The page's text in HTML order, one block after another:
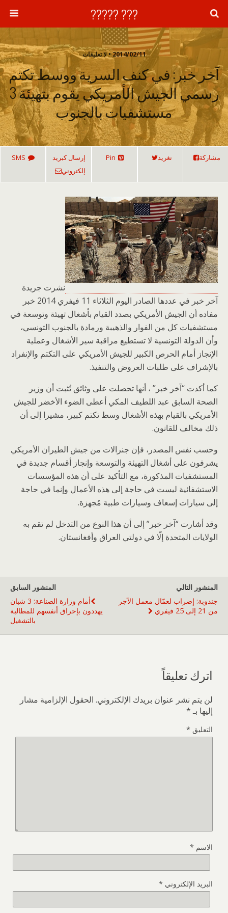
??? ?????
2014/02/11 • لا تعليقات
آخر خبر: في كنف السرية ووسط تكتم
رسمي الجيش الأمريكي يقوم بتهيئة 3
مستشفيات بالجنوب
مشاركة تغريد Pin
إرسال كبريد
إلكتروني
SMS
نشرت جريدة
آخر خبر في عددها الصادر اليوم الثلاثاء 11 فيفري 2014 خبر
مفاده أن الجيش الأمريكي بصدد القيام بأشغال تهيئة وتوسعة في
مستشفيات كل من الفوار والذهيبة ورمادة بالجنوب التونسي،
وأن الدولة التونسية لا تستطيع مراقبة سير الأشغال وعملية
الإنجاز أمام الحرص الكبير للجيش الأمريكي على التكتم والإنفراد
بالإشراف على طلبات العروض والتنفيذ.
كما أكدت “آخر خبر” ، أنها تحصلت على وثائق تُثبت أن وزير
الصحة السابق عبد اللطيف المكي أعطى الضوء الأخضر للجيش
الأمريكي بالقيام بهذه الأشغال وسط تكتم كبير، مشيرا إلى أن
ذلك مخالف للقانون.
وحسب نفس المصدر، فإن جنرالات من جيش الطيران الأمريكي
يشرفون على أشغال التهيئة والتوسعة وإنجاز أقسام جديدة في
المستشفيات المذكورة، مع التأكيد على أن هذه المؤسسات
الاستشفائية ليست في حاجة إلى هذه الأعمال وإنما في حاجة
إلى سيارات إسعاف وسيارات طبية مُجهزة.
وقد أشارت “آخر خبر” إلى أن هذا النوع من التدخل لم تقم به
الولايات المتحدة إلّا في دولتي العراق وأفغانستان.
المنشور السابق
أمام وزارة الصناعة: 3 شبان
يهددون بإحراق أنفسهم للمطالبة
بالتشغيل
المنشور التالي
جندوبة: إضراب لعمّال معمل الآجر
من 21 إلى 25 فيفري
اترك تعليقاً
لن يتم نشر عنوان بريدك الإلكتروني. الحقول الإلزامية مشار
إليها بـ*
التعليق *
الاسم *
البريد الإلكتروني *